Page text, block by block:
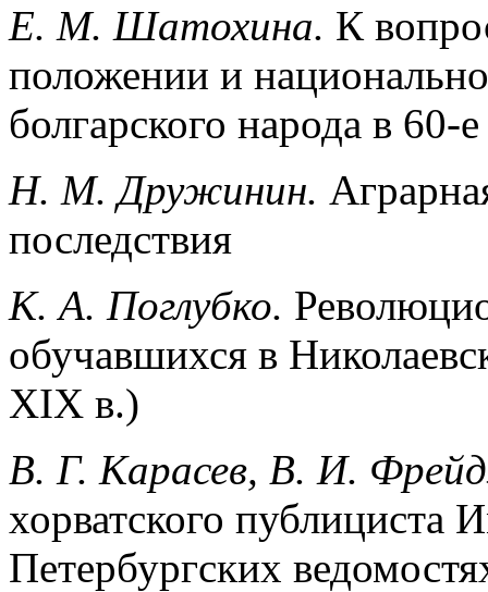
Е. М. Шатохина. К
положении и
болгарского народа в
H. M. Дружинин.
последствия
К. А. Поглубко.
обучавшихся в
XIX в.)
В. Г. Карасев, В. И.
хорватского публициста
Петербургских